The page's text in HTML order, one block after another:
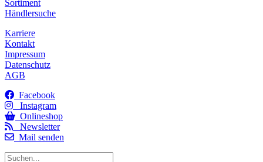
Sortiment
Händlersuche
Karriere
Kontakt
Impressum
Datenschutz
AGB
Facebook
Instagram
Onlineshop
Newsletter
Mail senden